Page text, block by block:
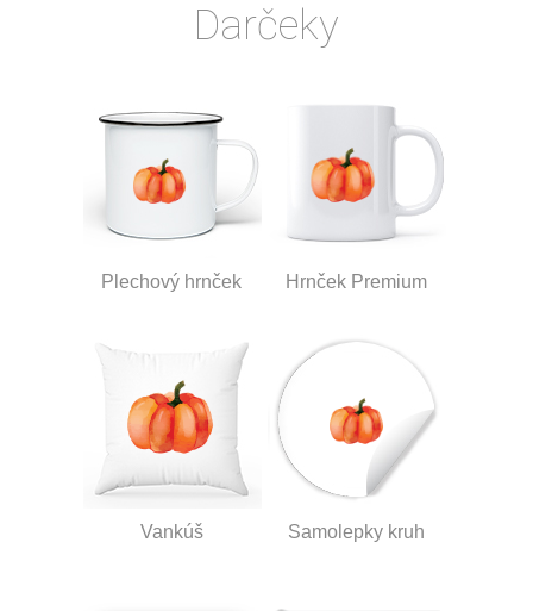
Darčeky
Plechový hrnček Hrnček Premium
Vankúš Samolepky kruh